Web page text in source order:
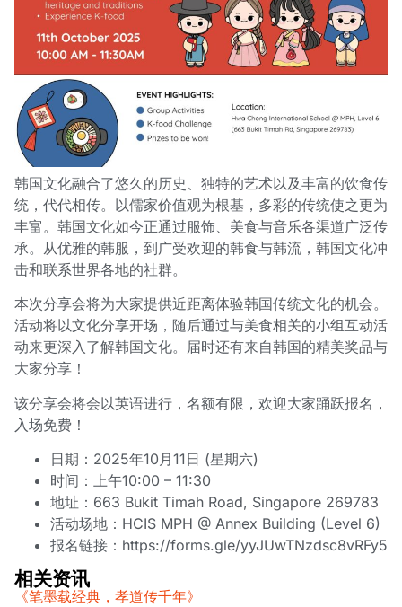
韩国文化融合了悠久的历史、独特的艺术以及丰富的饮食传
统，代代相传。以儒家价值观为根基，多彩的传统使之更为
丰富。韩国文化如今正通过服饰、美食与音乐各渠道广泛传
承。从优雅的韩服，到广受欢迎的韩食与韩流，韩国文化冲
击和联系世界各地的社群。
本次分享会将为大家提供近距离体验韩国传统文化的机会。
活动将以文化分享开场，随后通过与美食相关的小组互动活
动来更深入了解韩国文化。届时还有来自韩国的精美奖品与
大家分享！
该分享会将会以英语进行，名额有限，欢迎大家踊跃报名，
入场免费！
日期：2025年10月11日 (星期六)
时间：上午10:00 – 11:30
地址：663 Bukit Timah Road, Singapore 269783
活动场地：HCIS MPH @ Annex Building (Level 6)
报名链接： https://forms.gle/yyJUwTNzdsc8vRFy5
相关资讯
《笔墨载经典，孝道传千年》